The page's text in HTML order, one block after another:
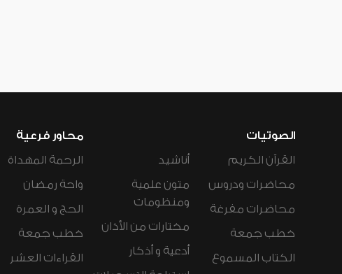
الصوتيات
القرآن الكريم
محاضرات ودروس
محاضرات مفرغة
خطب جمعة
الكتاب المسموع
أناشيد
متون علمية
ومنظومات
مختارات من الأذان
أدعية و أذكار
محاور فرعية
الرحمة المهداة
واحة رمضان
الحج و العمرة
خطب جمعة
القراءات العشر